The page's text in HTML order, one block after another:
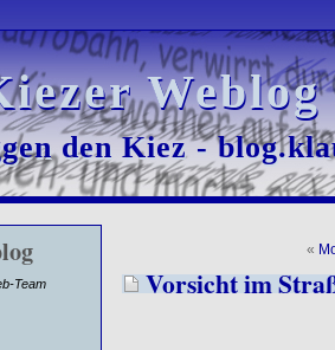
den Kiez -
den Kiez -
Team
«
Vorsicht im